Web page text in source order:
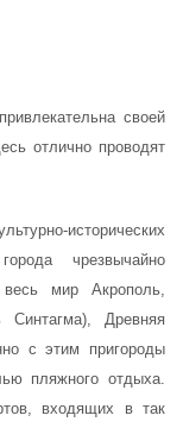
своей
отлично проводят
исторических
чрезвычайно
мир Акрополь,
Синтагма), Древняя
с этим пригороды
пляжного отдыха.
входящих в так